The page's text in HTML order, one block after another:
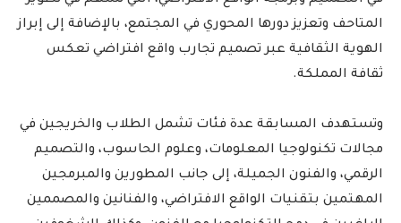
المتاحف وتعزيز دورها المحوري في المجتمع، بالإضافة إلى إبراز
الهوية الثقافية عبر تصميم تجارب واقع افتراضي تعكس
ثقافة المملكة.
وتستهدف المسابقة عدة فئات تشمل الطلاب والخريجين في
مجالات تكنولوجيا المعلومات، وعلوم الحاسوب، والتصميم
الرقمي، والفنون الجميلة، إلى جانب المطورين والمبرمجين
المهتمين بتقنيات الواقع الافتراضي، والفنانين والمصممين